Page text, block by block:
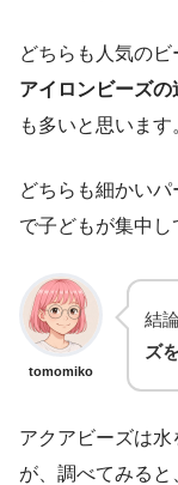
どちらも人気のビ
アイロンビーズの
も多いと思います
どちらも細かい
で子どもが集中し
tomomiko
結
ズ
アクアビーズは
が、調べてみると